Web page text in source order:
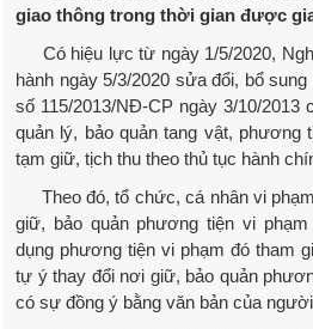
giao thông trong thời gian được
Có hiệu lực từ ngày 1/5/2020,
hành ngày 5/3/2020 sửa đổi, bổ
số 115/2013/NĐ-CP ngày 3/10/2013
quản lý, bảo quản tang vật, phương
tạm giữ, tịch thu theo thủ tục hành
Theo đó, tổ chức, cá nhân vi
giữ, bảo quản phương tiện vi
dụng phương tiện vi phạm đó tham
tự ý thay đổi nơi giữ, bảo quản
có sự đồng ý bằng văn bản của